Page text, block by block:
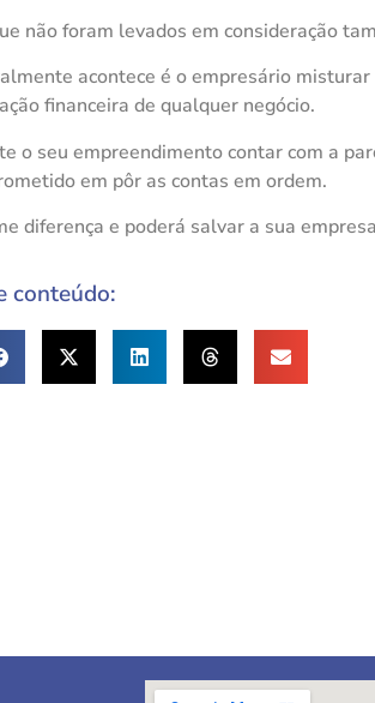
não foram levados em consideração
acontece é o empresário
financeira de qualquer negócio.
o seu empreendimento contar com a
em pôr as contas em ordem.
diferença e poderá salvar a sua
conteúdo: